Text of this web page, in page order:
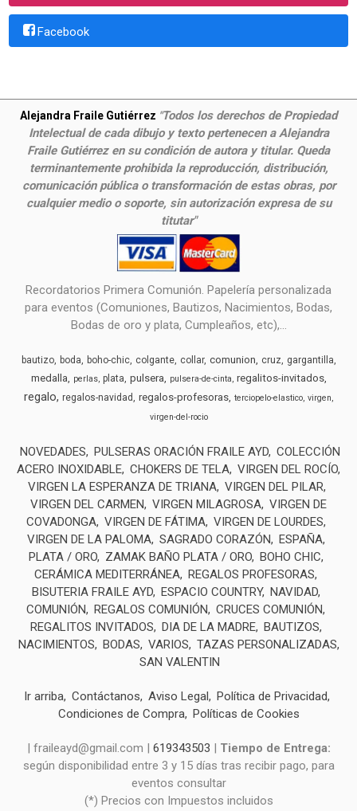
Facebook
Alejandra Fraile Gutiérrez "Todos los derechos de Propiedad
Intelectual de cada dibujo y texto pertenecen a Alejandra
Fraile Gutiérrez en su condición de autora y titular. Queda
terminantemente prohibida la reproducción, distribución,
comunicación pública o transformación de estas obras, por
cualquier medio o soporte, sin autorización expresa de su
titutar"
Recordatorios Primera Comunión. Papelería personalizada
para eventos (Comuniones, Bautizos, Nacimientos, Bodas,
Bodas de oro y plata, Cumpleaños, etc),...
bautizo boda boho-chic colgante collar comunion cruz gargantilla
medalla perlas plata pulsera pulsera-de-cinta regalitos-invitados
regalo regalos-navidad regalos-profesoras terciopelo-elastico virgen
virgen-del-rocio
NOVEDADES PULSERAS ORACIÓN FRAILE AYD COLECCIÓN
ACERO INOXIDABLE CHOKERS DE TELA VIRGEN DEL ROCÍO
VIRGEN LA ESPERANZA DE TRIANA VIRGEN DEL PILAR
VIRGEN DEL CARMEN
VIRGEN MILAGROSA VIRGEN DE
COVADONGA VIRGEN DE FÁTIMA VIRGEN DE LOURDES
VIRGEN DE LA PALOMA SAGRADO CORAZÓN
ESPAÑA
PLATA / ORO
ZAMAK BAÑO PLATA / ORO BOHO CHIC
CERÁMICA MEDITERRÁNEA REGALOS PROFESORAS
BISUTERIA FRAILE AYD ESPACIO COUNTRY NAVIDAD
COMUNIÓN
REGALOS COMUNIÓN
CRUCES COMUNIÓN
REGALITOS INVITADOS
DIA DE LA MADRE BAUTIZOS
NACIMIENTOS
BODAS VARIOS
TAZAS PERSONALIZADAS
SAN VALENTIN
Ir arriba Contáctanos Aviso Legal
Política de Privacidad
Condiciones de Compra Políticas de Cookies
| fraileayd@gmail.com | 619343503 | Tiempo de Entrega:
según disponibilidad entre 3 y 15 días tras recibir pago, para
eventos consultar
(*) Precios con Impuestos incluidos